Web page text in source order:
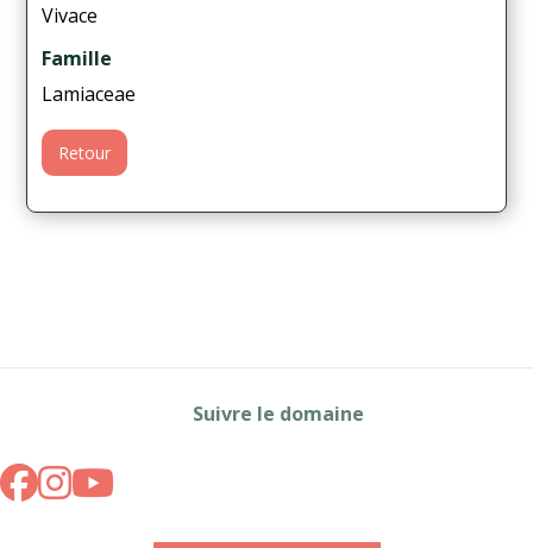
Vivace
Famille
Lamiaceae
Retour
Suivre le domaine